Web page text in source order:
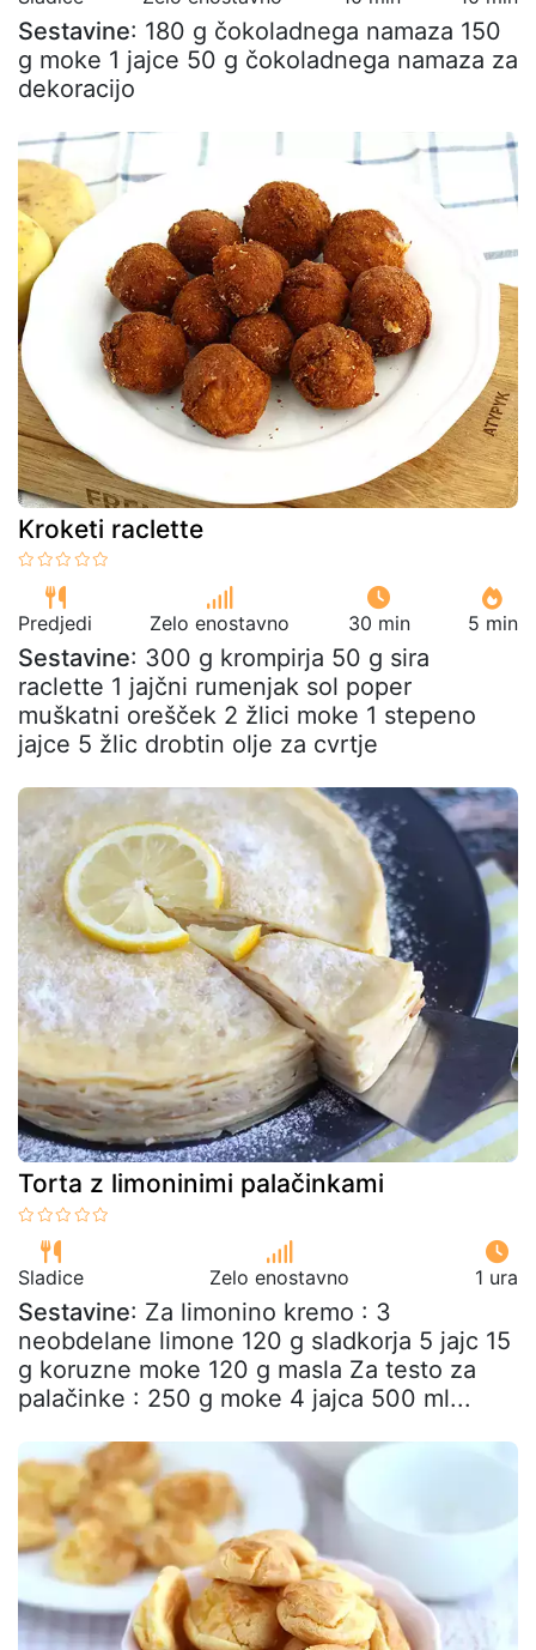
Sestavine: 180 g čokoladnega namaza 150
g moke 1 jajce 50 g čokoladnega namaza za
dekoracijo
Kroketi raclette
Predjedi Zelo enostavno 30 min 5 min
Sestavine: 300 g krompirja 50 g sira
raclette 1 jajčni rumenjak sol poper
muškatni orešček 2 žlici moke 1 stepeno
jajce 5 žlic drobtin olje za cvrtje
Torta z limoninimi palačinkami
Sladice Zelo enostavno 1 ura
Sestavine: Za limonino kremo : 3
neobdelane limone 120 g sladkorja 5 jajc 15
g koruzne moke 120 g masla Za testo za
palačinke : 250 g moke 4 jajca 500 ml...